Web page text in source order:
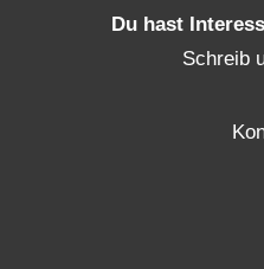
Du hast
Schreib